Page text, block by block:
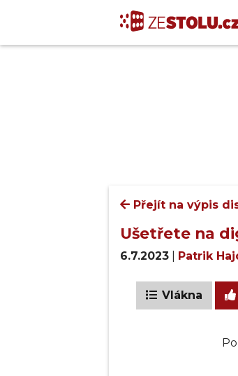
Přejít na výpis
Ušetřete na
6.7.2023 Patrik
Vlákna